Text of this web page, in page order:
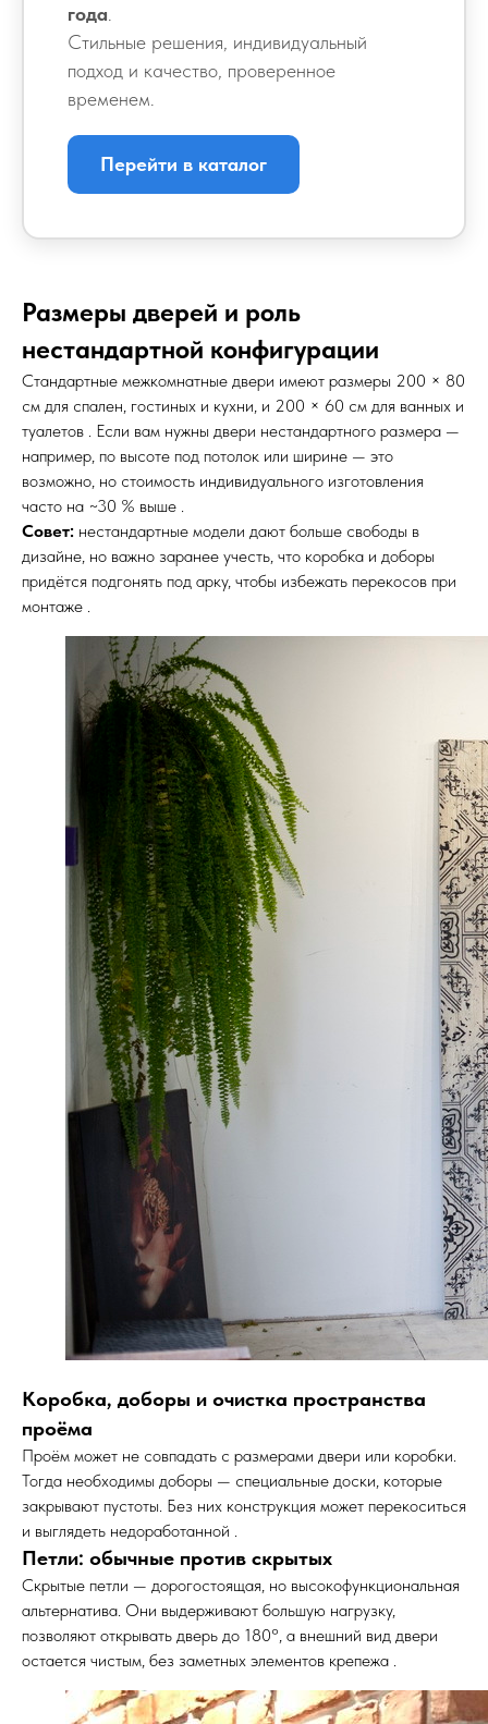
года
Стильные решения, индивидуальный
подход и качество, проверенное
временем.
Перейти в каталог
Размеры дверей и роль
нестандартной конфигурации
Стандартные межкомнатные двери имеют размеры 200 × 80
см для спален, гостиных и кухни, и 200 × 60 см для ванных и
туалетов . Если вам нужны двери нестандартного размера —
например, по высоте под потолок или ширине — это
возможно, но стоимость индивидуального изготовления
часто на ~30 % выше .
Совет: нестандартные модели дают больше свободы в
дизайне, но важно заранее учесть, что коробка и доборы
придётся подгонять под арку, чтобы избежать перекосов при
монтаже .
Коробка, доборы и очистка пространства
проёма
Проём может не совпадать с размерами двери или коробки.
Тогда необходимы доборы — специальные доски, которые
закрывают пустоты. Без них конструкция может перекоситься
и выглядеть недоработанной .
Петли: обычные против скрытых
Скрытые петли — дорогостоящая, но высокофункциональная
альтернатива. Они выдерживают большую нагрузку,
позволяют открывать дверь до 180°, а внешний вид двери
остается чистым, без заметных элементов крепежа .